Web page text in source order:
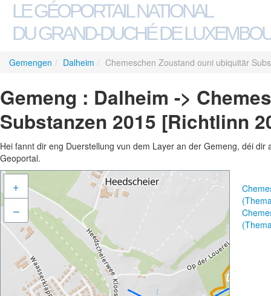
LE GÉOPORTAIL NATIONAL
DU GRAND-DUCHÉ DE
Gemengen / Dalheim / Chemeschen Zoustand ouni ubiquitär
Gemeng : Dalheim ->
Substanzen 2015 [Richtlinn
Hei fannt dir eng Duerstellung vun dem Layer an der Gemeng, déi
Geoportal.
+
–